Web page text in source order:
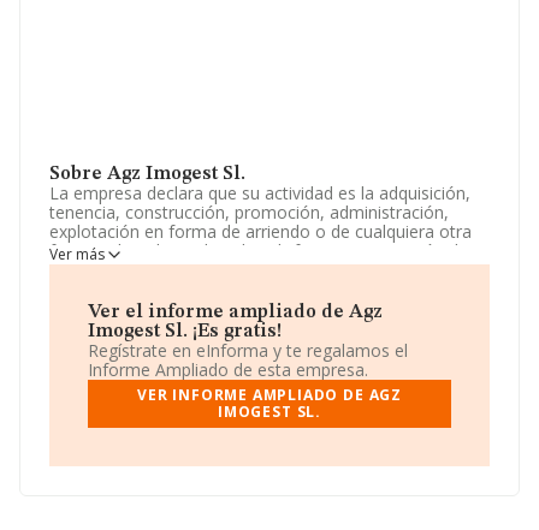
Sobre Agz Imogest Sl.
La empresa declara que su actividad es la adquisición,
tenencia, construcción, promoción, administración,
explotación en forma de arriendo o de cualquiera otra
forma admitida en derecho, disfrute y enajenación de
viviendas, apartamentos, locales industriales y de
inmuebles, etc.,. La empresa aparece inscrita en el
Registro Mercantil como Sociedad Limitada. Clasifica su
actividad CNAE como 'Compraventa de bienes
inmobiliarios por cuenta propia', código 6811. No realiza
actividad de importación y/o exportación.
La empresa españolaAgz Imogest S.L, CIF
12 Plt 1 Dr, (20600), en el municipio de Eibar, en
Ver más
Ver el informe ampliado de Agz
Imogest Sl. ¡Es gratis!
Regístrate en eInforma y te regalamos el
Informe Ampliado de esta empresa.
VER INFORME AMPLIADO DE AGZ
IMOGEST SL.